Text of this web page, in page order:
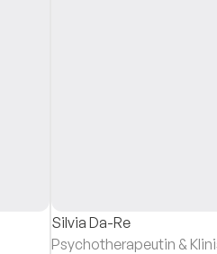
Silvia Da-Re
Psychotherapeutin &